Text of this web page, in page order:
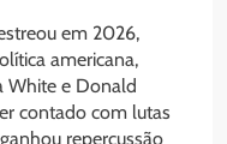
em 2026,
americana,
White e Donald
contado com lutas
repercussão